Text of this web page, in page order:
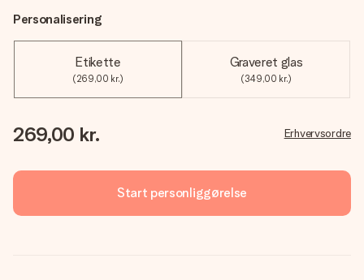
Personalisering
Etikette
(269,00 kr.)
Graveret glas
(349,00 kr.)
269,00 kr. Erhvervsordre
Start personliggørelse